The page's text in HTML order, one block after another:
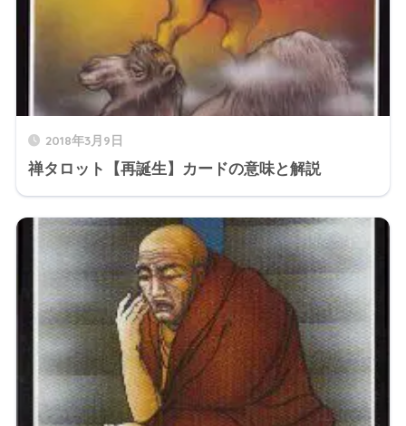
2018年3月9日
禅タロット【再誕生】カードの意味と解説